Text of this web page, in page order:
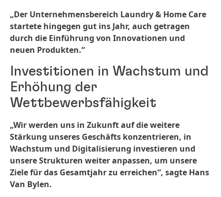
„Der Unternehmensbereich Laundry & Home Care
startete hingegen gut ins Jahr, auch getragen
durch die Einführung von Innovationen und
neuen Produkten.“
Investitionen in Wachstum und
Erhöhung der
Wettbewerbsfähigkeit
„Wir werden uns in Zukunft auf die weitere
Stärkung unseres Geschäfts konzentrieren, in
Wachstum und Digitalisierung investieren und
unsere Strukturen weiter anpassen, um unsere
Ziele für das Gesamtjahr zu erreichen“, sagte Hans
Van Bylen.